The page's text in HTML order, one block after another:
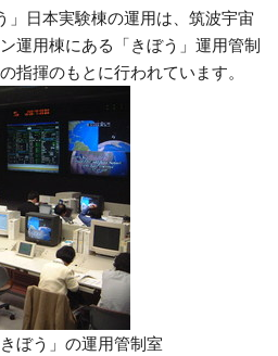
」日本実験棟の運用は、筑波宇宙
運用棟にある「きぼう」運用管制
指揮のもとに行われています。
ぼう」の運用管制室